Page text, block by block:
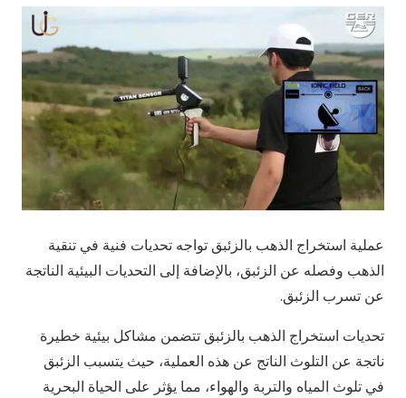
عملية استخراج الذهب بالزئبق تواجه تحديات فنية في تنقية
الذهب وفصله عن الزئبق، بالإضافة إلى التحديات البيئية الناتجة
عن تسرب الزئبق.
تحديات استخراج الذهب بالزئبق تتضمن مشاكل بيئية خطيرة
ناتجة عن التلوث الناتج عن هذه العملية، حيث يتسبب الزئبق
في تلوث المياه والتربة والهواء، مما يؤثر على الحياة البحرية